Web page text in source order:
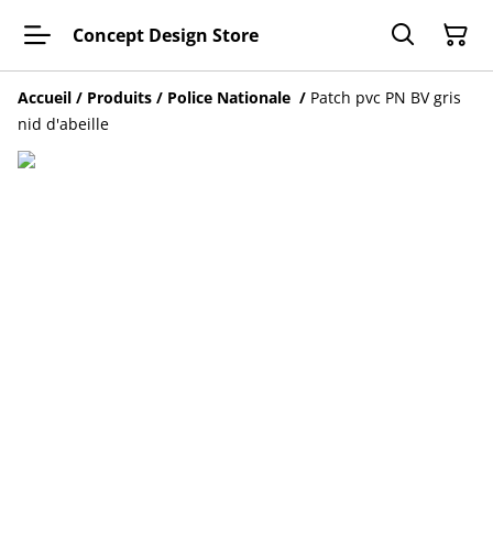
Concept Design Store
Accueil / Produits / Police Nationale / Patch pvc PN BV gris
nid d'abeille